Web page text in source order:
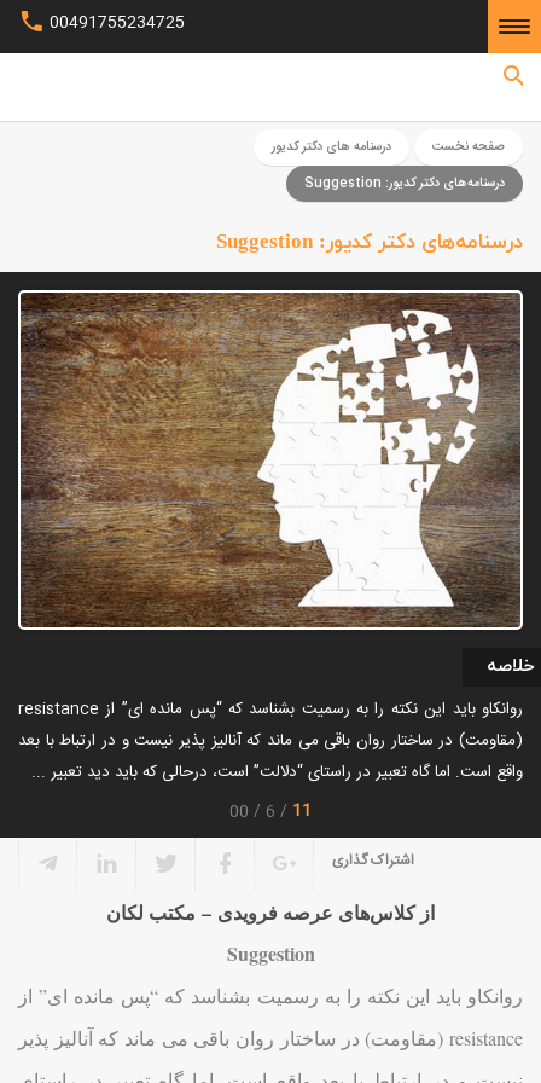
00491755234725
صفحه نخست
درسنامه های دکتر کدیور
درسنامه‌های دکتر کدیور: Suggestion
درسنامه‌های دکتر کدیور: Suggestion
خلاصه
روانکاو باید این نکته را به رسمیت بشناسد که “پس مانده ای” از resistance
(مقاومت) در ساختار روان باقی می ماند که آنالیز پذیر نیست و در ارتباط با بعد
واقع است. اما گاه تعبیر در راستای “دلالت” است، درحالی که باید دید تعبیر ...
11
6
00
اشتراک گذاری
از کلاس‌های عرصه فرویدی – مکتب لکان
Suggestion
روانکاو باید این نکته را به رسمیت بشناسد که “پس مانده ای” از
resistance (مقاومت) در ساختار روان باقی می ماند که آنالیز پذیر